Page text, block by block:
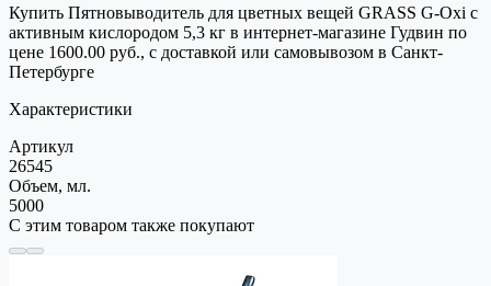
Купить Пятновыводитель для цветных вещей GRASS G-Oxi с
активным кислородом 5,3 кг в интернет-магазине Гудвин по
цене 1600.00 руб., с доставкой или самовывозом в Санкт-
Петербурге
Характеристики
Артикул
26545
Объем, мл.
5000
С этим товаром также покупают